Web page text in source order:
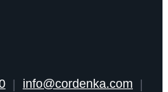
| info@cordenka.com |